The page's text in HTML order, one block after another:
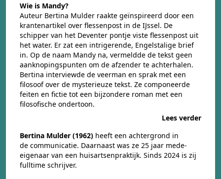
Wie is Mandy?
Auteur Bertina Mulder raakte geïnspireerd door een
krantenartikel over flessenpost in de IJssel. De
schipper van het Deventer pontje viste flessenpost uit
het water. Er zat een intrigerende, Engelstalige brief
in. Op de naam Mandy na, vermeldde de tekst geen
aanknopingspunten om de afzender te achterhalen.
Bertina interviewde de veerman en sprak met een
filosoof over de mysterieuze tekst. Ze componeerde
feiten en fictie tot een bijzondere roman met een
filosofische ondertoon.
Lees verder
Bertina Mulder (1962) heeft een achtergrond in
de communicatie. Daarnaast was ze 25 jaar mede-
eigenaar van een huisartsenpraktijk. Sinds 2024 is zij
fulltime schrijver.